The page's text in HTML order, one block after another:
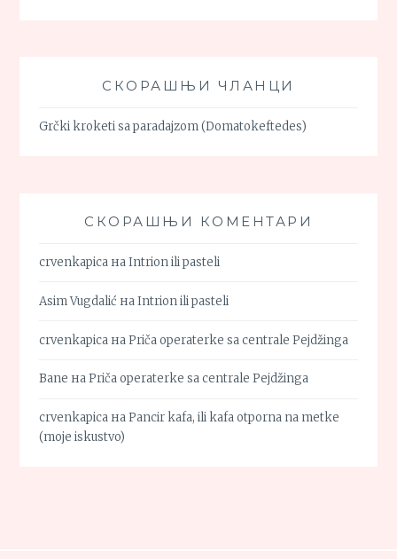
СКОРАШЊИ ЧЛАНЦИ
Grčki kroketi sa paradajzom (Domatokeftedes)
СКОРАШЊИ КОМЕНТАРИ
crvenkapica наIntrion ili pasteli
Asim Vugdalić наIntrion ili pasteli
crvenkapica наPriča operaterke sa centrale Pejdžinga
Bane наPriča operaterke sa centrale Pejdžinga
crvenkapica наPancir kafa, ili kafa otporna na metke
(moje iskustvo)